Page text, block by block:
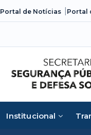
Portal de Notícias Portal
Institucional